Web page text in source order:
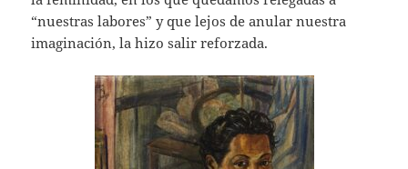
“nuestras labores” y que lejos de anular nuestra
imaginación, la hizo salir reforzada.